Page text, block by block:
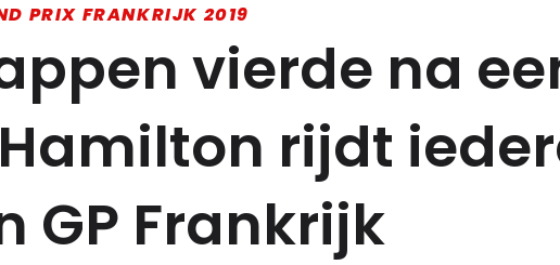
PRIX FRANKRIJK 2019
vierde na
rijdt
GP Frankrijk